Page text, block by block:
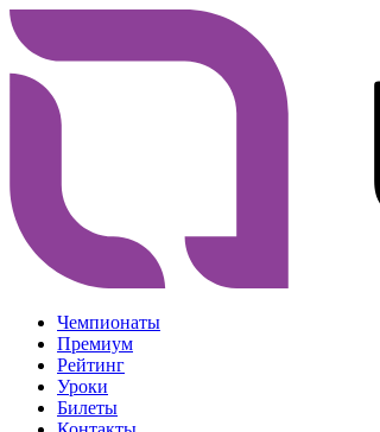
Чемпионаты
Премиум
Рейтинг
Уроки
Билеты